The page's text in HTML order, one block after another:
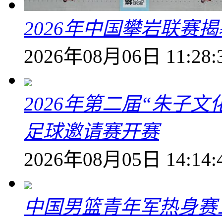
2026年中国攀岩联赛
2026年08月06日
2026年第二届“朱子文
足球邀请赛开赛
2026年08月05日
中国男篮青年军热身